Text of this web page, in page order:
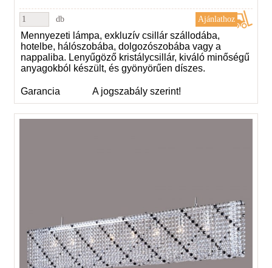
db
Mennyezeti lámpa, exkluzív csillár szállodába,
hotelbe, hálószobába, dolgozószobába vagy a
nappaliba. Lenyűgöző kristálycsillár, kiváló minőségű
anyagokból készült, és gyönyörűen díszes.
Garancia A jogszabály szerint!